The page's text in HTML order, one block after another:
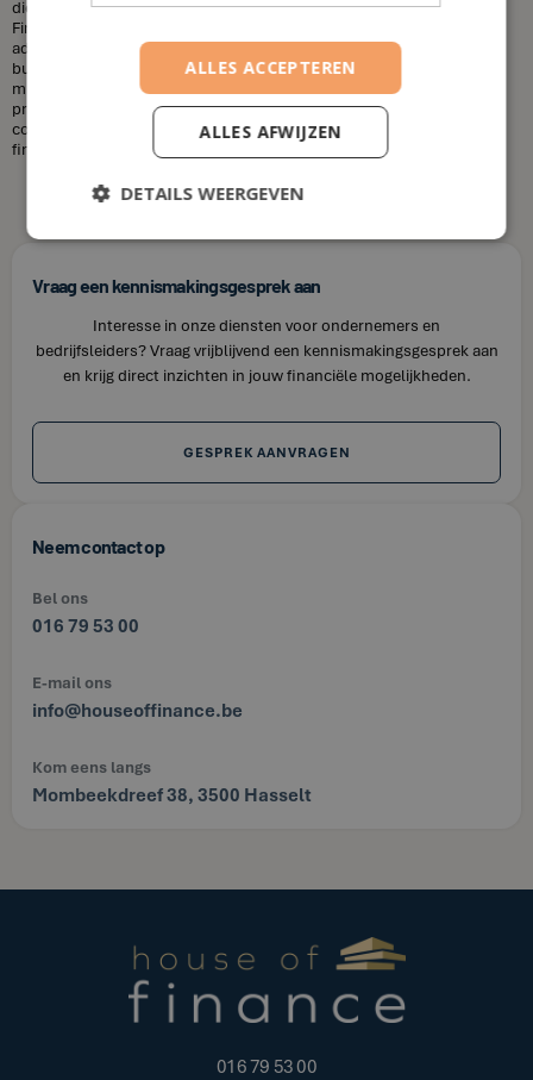
diensten die u nodig heeft en uw financiële situatie. Bij House of
Finance bieden wij betaalbare tarieven voor onze financiële
adviesdiensten, zodat u uw financiën kunt optimaliseren zonder uw
budget te overschrijden. Kortom, laat u niet misleiden door de
misvattingen over financieel adviseurs. Als u op zoek bent naar
professioneel en betrouwbaar financieel advies in Lauwe, neem dan
contact op met House of Finance. Wij staan klaar om u te helpen uw
financiële doelen te bereiken.
Vraag een kennismakingsgesprek aan
Interesse in onze diensten voor ondernemers en
bedrijfsleiders? Vraag vrijblijvend een kennismakingsgesprek aan
en krijg direct inzichten in jouw financiële mogelijkheden.
GESPREK AANVRAGEN
Neem contact op
Bel ons
016 79 53 00
E-mail ons
info@houseoffinance.be
Kom eens langs
Mombeekdreef 38, 3500 Hasselt
016 79 53 00
ALLES ACCEPTEREN
ALLES AFWIJZEN
DETAILS WEERGEVEN